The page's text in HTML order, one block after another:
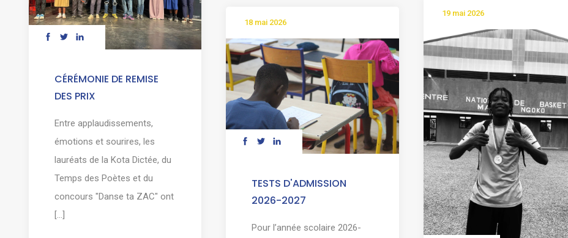
CÉRÉMONIE DE REMISE
DES PRIX
Entre applaudissements,
émotions et sourires, les
lauréats de la Kota Dictée, du
Temps des Poètes et du
concours "Danse ta ZAC" ont
[...]
19 mai 2026
18 mai 2026
TESTS D'ADMISSION
2026-2027
Pour l’année scolaire 2026-